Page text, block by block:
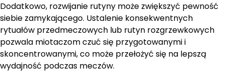
Dodatkowo, rozwijanie rutyny może zwiększyć pewność
siebie zamykającego. Ustalenie konsekwentnych
rytuałów przedmeczowych lub rutyn rozgrzewkowych
pozwala miotaczom czuć się przygotowanymi i
skoncentrowanymi, co może przełożyć się na lepszą
wydajność podczas meczów.